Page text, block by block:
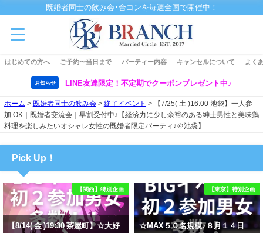
既婚者同士の飲み会･合コンを毎週全国で開催中！
はじめての方へ ご予約〜当日まで パーティー内容 キャンセルについて よく
お知らせ LINE友達限定！不定期でクーポンプレゼント中♪
ホーム > 既婚者同士の飲み会> 終了イベント >
【7/25( 土 )16:00 池袋】一人参
加 OK｜既婚者交流会｜早割受付中♪【経済力に少し余裕のある紳士男性と美味鶏
料理を楽しみたいオシャレ女性の既婚者限定パーティ♪＠池袋】
Pick Up！
【関西】特別企画
【8/14( 金 )19:30 茶屋町】☆大好
【東京】特別企画
☆MAX５０名規模♪８月１４日